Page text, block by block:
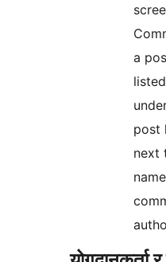
a
listed
post
next